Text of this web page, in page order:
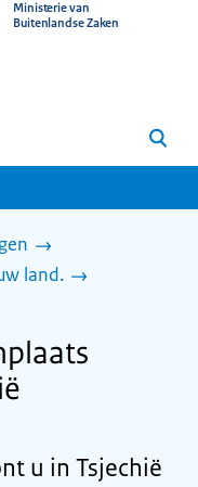
Ministerie van
Buitenlandse Zaken
Zoeken
land.
u in Tsjechië